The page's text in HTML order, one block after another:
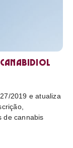
canabidiol
2019 e atualiza
de cannabis